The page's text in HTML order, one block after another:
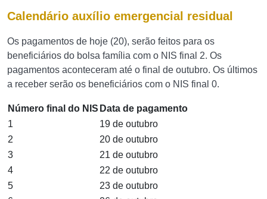
Calendário auxílio emergencial residual
Os pagamentos de hoje (20), serão feitos para os
beneficiários do bolsa família com o NIS final 2. Os
pagamentos aconteceram até o final de outubro. Os últimos
a receber serão os beneficiários com o NIS final 0.
Número final do NIS Data de pagamento
1
19 de outubro
2
20 de outubro
3
21 de outubro
4
22 de outubro
5
23 de outubro